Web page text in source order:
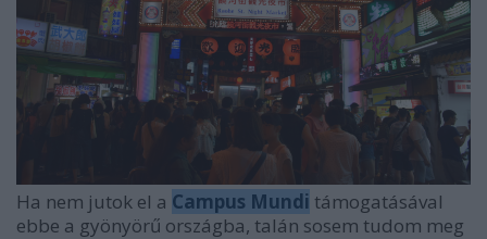
Ha nem jutok el a Campus Mundi támogatásával
ebbe a gyönyörű országba, talán sosem tudom meg